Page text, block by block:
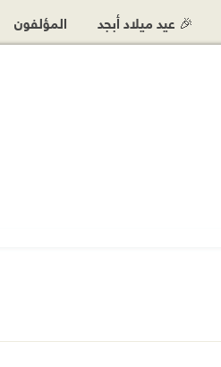
🎉 عيد ميلاد أبجد المؤلفون